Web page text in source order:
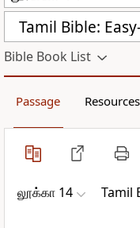
Tamil Bible:
Bible Book List
Passage Resources
லூக்கா 14 Tamil